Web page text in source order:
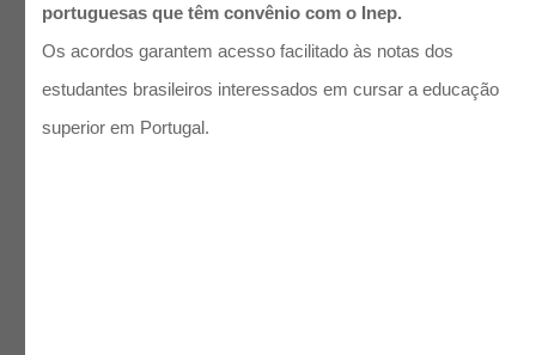
portuguesas que têm convênio com o Inep.
Os acordos garantem acesso facilitado às notas dos
estudantes brasileiros interessados em cursar a educação
superior em Portugal.